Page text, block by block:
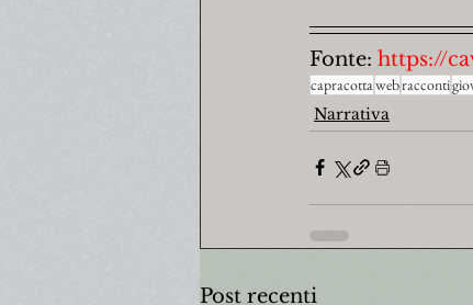
Fonte: https://
capracottawebracconti
Narrativa
Post recenti